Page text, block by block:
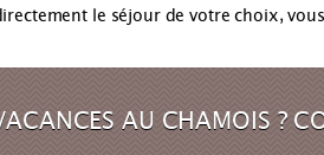
le séjour de votre choix,
AU CHAMOIS ?